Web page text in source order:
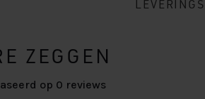
ZEGGEN
op 0 reviews